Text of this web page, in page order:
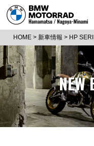
HOME > 新車情報 > HP
NEW